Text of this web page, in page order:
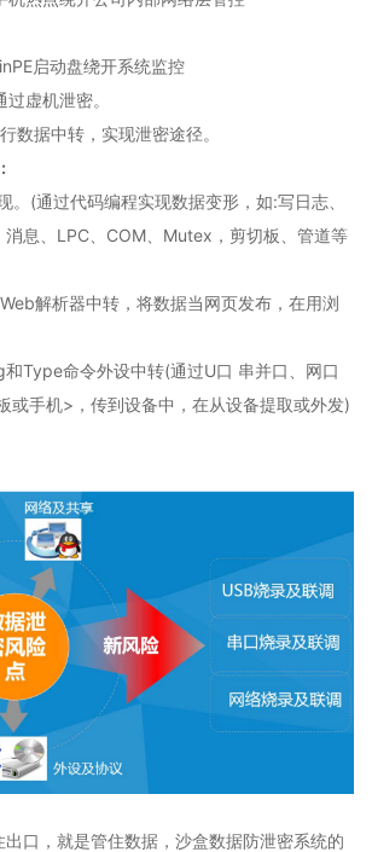
启动盘绕开系统监控
虚机泄密。
数据中转，实现泄密途径。
。(通过代码编程实现数据变形，如:写日志、
息、LPC、COM、Mutex，剪切板、管道等
解析器中转，将数据当网页发布，在用浏
Type命令外设中转(通过U口 串并口、网口
或手机>，传到设备中，在从设备提取或外发)
，就是管住数据，沙盒数据防泄密系统的